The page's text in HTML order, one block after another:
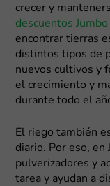
crecer y
descuentos Jumbo
encontrar tierras
distintos tipos de
nuevos cultivos y
el crecimiento y
durante todo el
El riego también
diario. Por eso, en
pulverizadores y
tarea y ayudan a